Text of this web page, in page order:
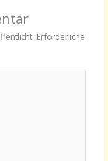
Erforderliche